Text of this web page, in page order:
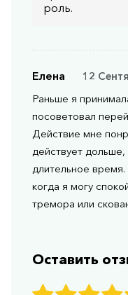
роль.
Елена
12
Раньше я
посоветовал
Действие мне
действует
длительное
когда я могу
тремора или
Оставить